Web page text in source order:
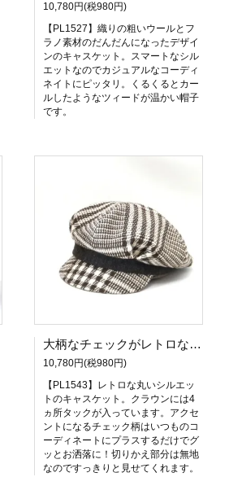
10,780円(税980円)
【PL1527】織りの粗いウールとフ
ラノ素材のだんだんになったデザイ
ンのキャスケット。スマートなシル
エットなのでカジュアルなコーディ
ネイトにピッタリ。くるくるとカー
ルしたようなツィードが温かい帽子
です。
大柄なチェックがレトロな雰囲気のチェックキャスケット（タック）PL1543ーブラウン
10,780円(税980円)
【PL1543】レトロな丸いシルエッ
トのキャスケット。クラウンには4
ヵ所タックが入っています。アクセ
ントになるチェック柄はいつものコ
ーディネートにプラスするだけでグ
ッとお洒落に！切りかえ部分は無地
なのですっきりと見せてくれます。